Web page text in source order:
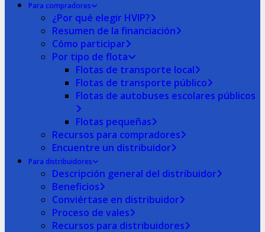
Para compradores
¿Por qué elegir HVIP?
Resumen de la financiación
Cómo participar
Por tipo de flota
Flotas de transporte local
Flotas de transporte público
Flotas de autobuses escolares públicos
Flotas pequeñas
Recursos para compradores
Encuentre un distribuidor
Para distribuidores
Descripción general del distribuidor
Beneficios
Conviértase en distribuidor
Proceso de vales
Recursos para distribuidores